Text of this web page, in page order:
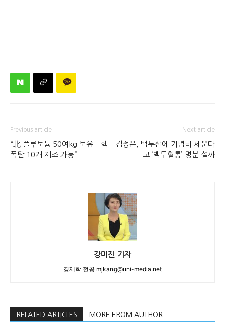
Previous article
“北 플루토늄 50여kg 보유…핵
폭탄 10개 제조 가능”
Next article
김정은, 백두산에 기념비 세운다
고 ‘백두혈통’ 명분 설까
강미진 기자
경제학 전공 mjkang@uni-media.net
RELATED ARTICLES MORE FROM AUTHOR